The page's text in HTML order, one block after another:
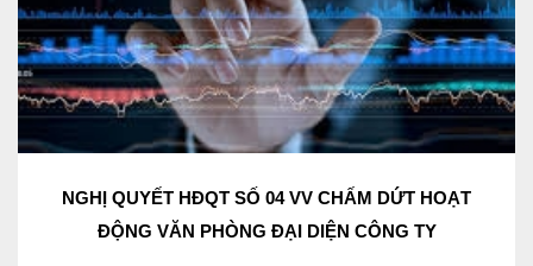
NGHỊ QUYẾT HĐQT SỐ 04 VV CHẤM DỨT HOẠT
ĐỘNG VĂN PHÒNG ĐẠI DIỆN CÔNG TY